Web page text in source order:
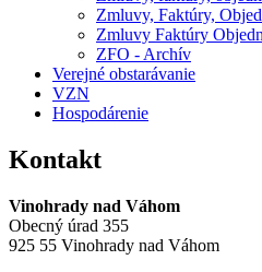
Zmluvy, Faktúry,
Zmluvy Faktúry
ZFO - Archív
Verejné obstarávanie
VZN
Hospodárenie
Kontakt
Vinohrady nad Váhom
Obecný úrad 355
925 55 Vinohrady nad Váhom